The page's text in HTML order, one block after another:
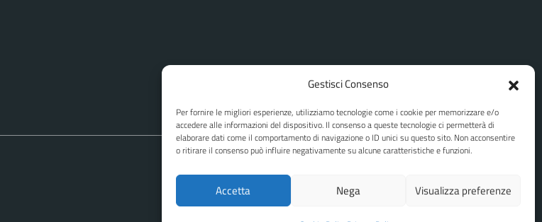
Gestisci Consenso
Per fornire le migliori esperienze, utilizziamo tecnologie come i cookie per memorizzare e/o
accedere alle informazioni del dispositivo. Il consenso a queste tecnologie ci permetterà di
elaborare dati come il comportamento di navigazione o ID unici su questo sito. Non acconsentire
o ritirare il consenso può influire negativamente su alcune caratteristiche e funzioni.
Accetta Nega Visualizza preferenze